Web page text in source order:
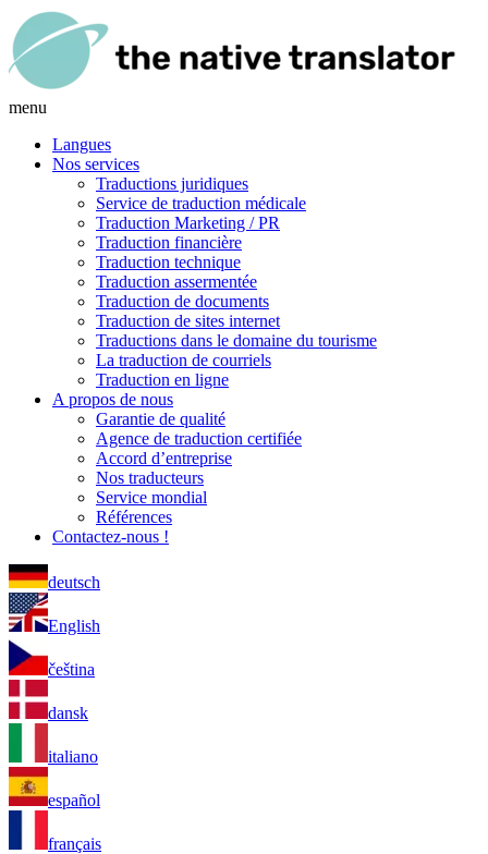
menu
Langues
Nos services
Traductions juridiques
Service de traduction médicale
Traduction Marketing / PR
Traduction financière
Traduction technique
Traduction assermentée
Traduction de documents
Traduction de sites internet
Traductions dans le domaine du tourisme
La traduction de courriels
Traduction en ligne
A propos de nous
Garantie de qualité
Agence de traduction certifiée
Accord d’entreprise
Nos traducteurs
Service mondial
Références
Contactez-nous !
deutsch
English
čeština
dansk
italiano
español
français